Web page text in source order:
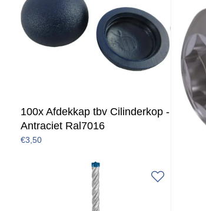
100x Afdekkap tbv Cilinderkop -
Antraciet Ral7016
€3,50